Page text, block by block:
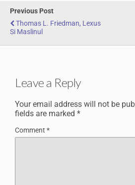
Previous Post
Thomas L. Friedman, Lexus
Si Maslinul
Leave a Reply
Your email address will not be
fields are marked *
Comment *